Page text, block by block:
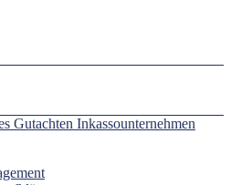
Gutachten Inkassounternehmen